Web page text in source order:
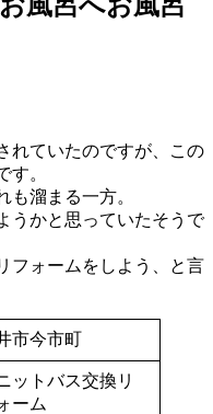
れていたのですが、この
す。
溜まる一方。
うかと思っていたそうで
フォームをしよう、と言
市今市町
ットバス交換リ
ーム